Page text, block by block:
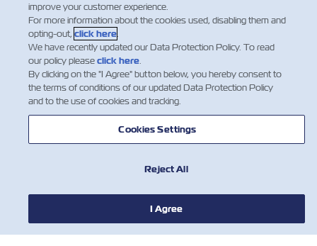
1 2
Facebook
Twitter
improve your customer experience.
For more information about the cookies used, disabling them and
opting-out, click here.
We have recently updated our Data Protection Policy. To read
our policy pleaseclick here.
By clicking on the "I Agree" button below, you hereby consent to
the terms of conditions of our updated Data Protection Policy
and to the use of cookies and tracking.
Cookies Settings
Reject All
I Agree